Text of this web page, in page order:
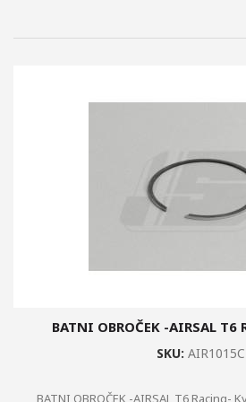
BATNI OBROČEK -AIRSAL
SKU: AIR1015C
BATNI OBROČEK -AIRSAL T6 Racing-